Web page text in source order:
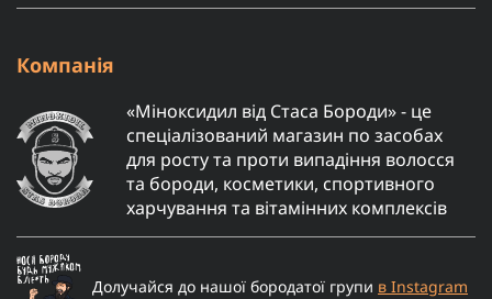
Компанія
«Міноксидил від Стаса Бороди» - це
спеціалізований магазин по засобах
для росту та проти випадіння волосся
та бороди, косметики, спортивного
харчування та вітамінних комплексів
Долучайся до нашої бородатої групи в Instagram